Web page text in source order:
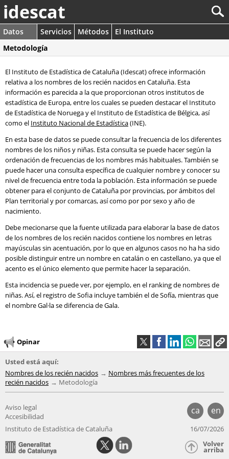
idescat
Datos Servicios Métodos
El Instituto
Metodología
El Instituto de Estadística de Cataluña (Idescat) ofrece información
relativa a los nombres de los recién nacidos en Cataluña. Esta
información es parecida a la que proporcionan otros institutos de
estadística de Europa, entre los cuales se pueden destacar el Instituto
de Estadística de Noruega y el Instituto de Estadística de Bélgica, así
como el Instituto Nacional de Estadística(INE).
En esta base de datos se puede consultar la frecuencia de los diferentes
nombres de los niños y niñas. Esta consulta se puede hacer según la
ordenación de frecuencias de los nombres más habituales. También se
puede hacer una consulta específica de cualquier nombre y conocer su
nivel de frecuencia entre toda la población. Esta información se puede
obtener para el conjunto de Cataluña por provincias, por ámbitos del
Plan territorial y por comarcas, así como por por sexo y año de
nacimiento.
Debe mecionarse que la fuente utilizada para elaborar la base de datos
de los nombres de los recién nacidos contiene los nombres en letras
mayúsculas sin acentuación, por lo que en algunos casos no ha ha sido
posible distinguir entre un nombre en catalán o en castellano, ya que el
acento es el único elemento que permite hacer la separación.
Esta incidencia se puede ver, por ejemplo, en el ranking de nombres de
niñas. Así, el registro de Sofia incluye también el de Sofía, mientras que
el nombre Gal·la se diferencia de Gala.
Opinar
Usted está aquí:
Nombres de los recién nacidos
Nombres más frecuentes de los
recién nacidos
Metodología
ca en
Aviso legal
Accesibilidad
Instituto de Estadística de Cataluña
16/07/2026
Volver
arriba